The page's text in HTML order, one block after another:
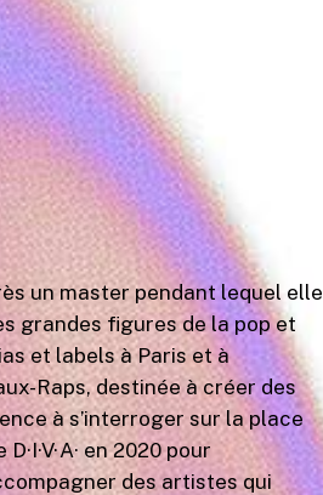
un master pendant lequel elle
grandes figures de la pop et
et labels à Paris et à
Raps, destinée à créer des
à s’interroger sur la place
en 2020 pour
des artistes qui